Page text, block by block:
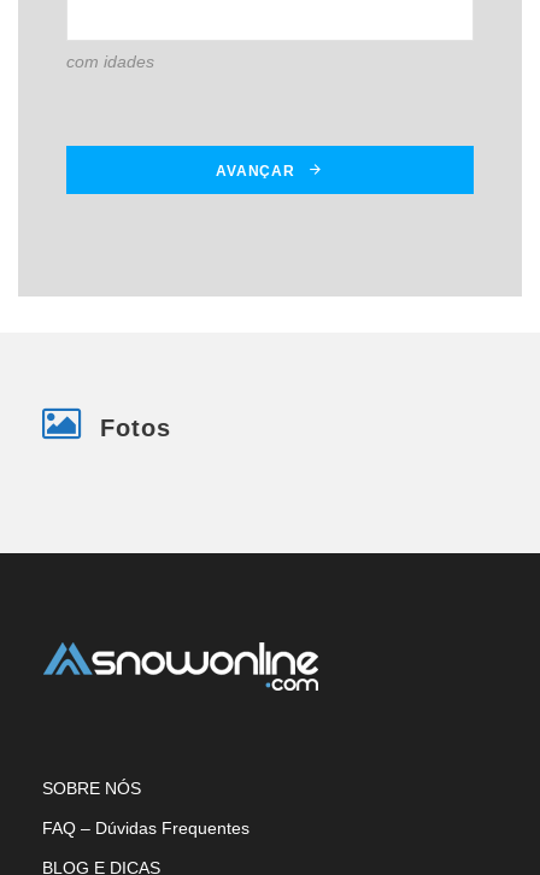
com idades
AVANÇAR
Fotos
SOBRE NÓS
FAQ – Dúvidas Frequentes
BLOG E DICAS